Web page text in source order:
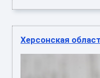
Херсонская